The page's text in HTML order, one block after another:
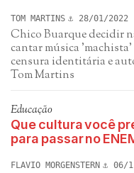
TOM MARTINS 28/01/2022
Chico Buarque decidir
cantar música
censura identitária e
Tom Martins
Educação
Que cultura você
para passar no
FLAVIO MORGENSTERN 06/